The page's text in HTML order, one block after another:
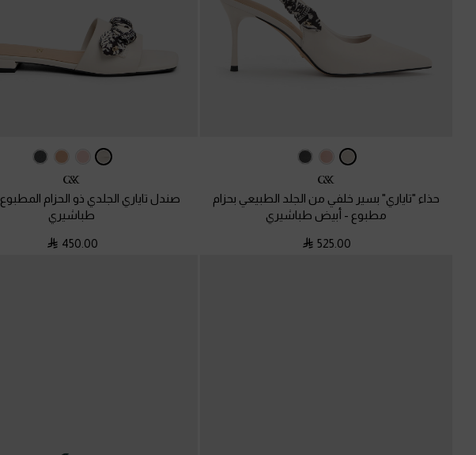
حذاء "تاياري" بسير خلفي من الجلد الطبيعي بحزام
مطبوع - أبيض طباشيري
525.00
صندل تاياري الجلدي ذو الحزام المطبوع
طباشيري
450.00